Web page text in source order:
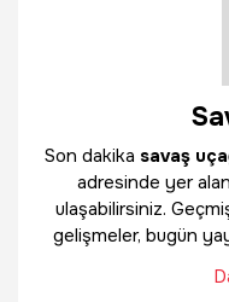
Son dakika savaş
adresinde yer
ulaşabilirsiniz.
gelişmeler, bugün